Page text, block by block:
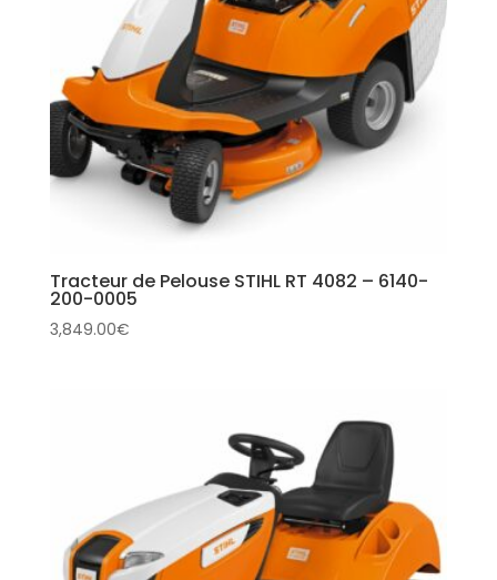
Tracteur de Pelouse STIHL RT 4082 – 6140-
200-0005
3,849.00€